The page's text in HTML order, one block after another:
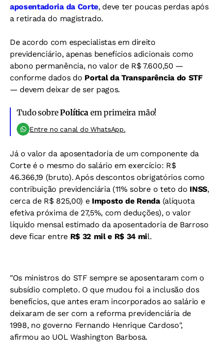
aposentadoria da Corte, deve ter poucas perdas após
a retirada do magistrado.
De acordo com especialistas em direito
previdenciário, apenas benefícios adicionais como
abono permanência, no valor de R$ 7.600,50 —
conforme dados do Portal da Transparência do STF
— devem deixar de ser pagos.
Tudo sobrePolítica em primeira mão!
Entre no canal do WhatsApp.
Já o valor da aposentadoria de um componente da
Corte é o mesmo do salário em exercício: R$
46.366,19 (bruto). Após descontos obrigatórios como
contribuição previdenciária (11% sobre o teto do INSS,
cerca de R$ 825,00) e Imposto de Renda(alíquota
efetiva próxima de 27,5%, com deduções), o valor
líquido mensal estimado da aposentadoria de Barroso
deve ficar entre R$ 32 mil e R$ 34 mil.
"Os ministros do STF sempre se aposentaram com o
subsídio completo. O que mudou foi a inclusão dos
benefícios, que antes eram incorporados ao salário e
deixaram de ser com a reforma previdenciária de
1998, no governo Fernando Henrique Cardoso",
afirmou ao UOL Washington Barbosa.